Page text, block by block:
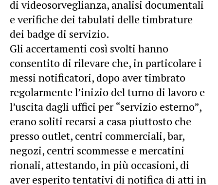
di videosorveglianza, analisi documentali
e verifiche dei tabulati delle timbrature
dei badge di servizio.
Gli accertamenti così svolti hanno
consentito di rilevare che, in particolare i
messi notificatori, dopo aver timbrato
regolarmente l’inizio del turno di lavoro e
l’uscita dagli uffici per “servizio esterno”,
erano soliti recarsi a casa piuttosto che
presso outlet, centri commerciali, bar,
negozi, centri scommesse e mercatini
rionali, attestando, in più occasioni, di
aver esperito tentativi di notifica di atti in